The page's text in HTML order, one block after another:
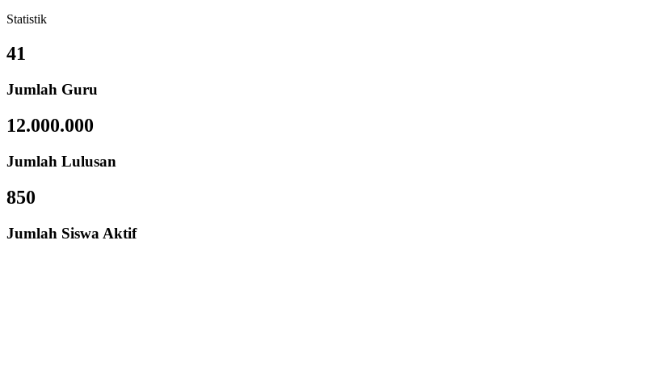
Statistik
41
Jumlah Guru
12.000.000
Jumlah Lulusan
850
Jumlah Siswa Aktif